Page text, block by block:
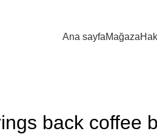
Ana sayfaMağaza
back coffee